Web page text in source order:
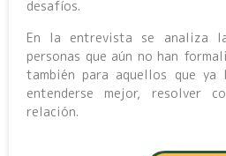
desafíos.
En la entrevista se analiza
personas que aún no han
también para aquellos que ya
entenderse mejor, resolver
relación.